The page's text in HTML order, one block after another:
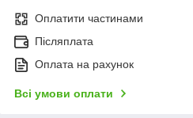
Оплатити частинами
Післяплата
Оплата на рахунок
Всі умови оплати